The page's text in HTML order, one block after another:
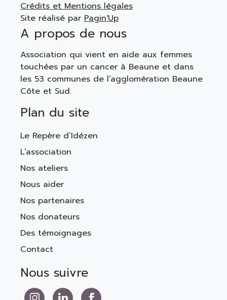
Crédits et Mentions légales
Site réalisé par Pagin'Up
A propos de nous
Association qui vient en aide aux femmes
touchées par un cancer à Beaune et dans
les 53 communes de l’agglomération Beaune
Côte et Sud.
Plan du site
Le Repère d’Idézen
L’association
Nos ateliers
Nous aider
Nos partenaires
Nos donateurs
Des témoignages
Contact
Nous suivre